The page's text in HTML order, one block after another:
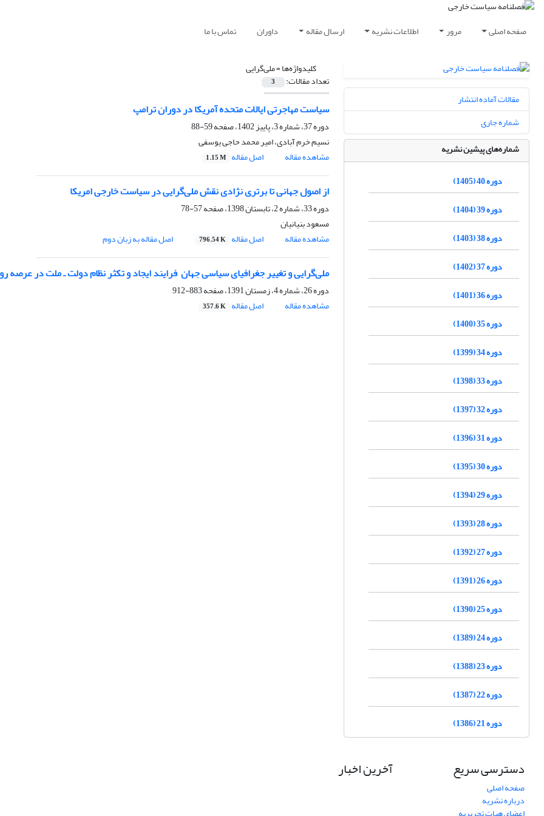
صفحه اصلی مرور اطلاعات نشریه ارسال مقاله داوران تماس با ما
کلیدواژه‌ها =ملی‌گرایی
تعداد مقالات: 3
سیاست مهاجرتی ایالات متحده آمریکا در دوران ترامپ
دوره 37، شماره 3، پاییز 1402، صفحه
59-88
نسیم خرم آبادی، امیر محمد حاجی یوسفی
مشاهده مقاله
اصل مقاله 1.15 M
از اصول جهانی تا برتری نژادی نقش ملی‌گرایی در سیاست خارجی امریکا
دوره 33، شماره 2، تابستان 1398، صفحه
57-78
مسعود بنیانیان
مشاهده مقاله
اصل مقاله 796.54 K اصل مقاله به زبان دوم
ملی‌گرایی و تغییر جغرافیای سیاسی جهان ‏ فرایند ایجاد و تکثر نظام دولت ‌‌ـ ملت در عرصه
دوره 26، شماره 4، زمستان 1391، صفحه
883-912
مشاهده مقاله
اصل مقاله 357.6 K
مقالات آماده انتشار
شماره جاری
شماره‌های پیشین نشریه
دوره 40 (1405)
دوره 39 (1404)
دوره 38 (1403)
دوره 37 (1402)
دوره 36 (1401)
دوره 35 (1400)
دوره 34 (1399)
دوره 33 (1398)
دوره 32 (1397)
دوره 31 (1396)
دوره 30 (1395)
دوره 29 (1394)
دوره 28 (1393)
دوره 27 (1392)
دوره 26 (1391)
دوره 25 (1390)
دوره 24 (1389)
دوره 23 (1388)
دوره 22 (1387)
دوره 21 (1386)
دسترسی سریع
صفحه اصلی
درباره نشریه
آخرین اخبار